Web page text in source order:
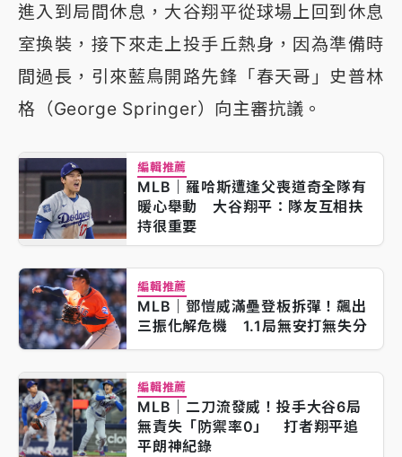
進入到局間休息，大谷翔平從球場上回到休息
室換裝，接下來走上投手丘熱身，因為準備時
間過長，引來藍鳥開路先鋒「春天哥」史普林
格（George Springer）向主審抗議。
編輯推薦
MLB｜羅哈斯遭逢父喪道奇全隊有
暖心舉動 大谷翔平：隊友互相扶
持很重要
編輯推薦
MLB｜鄧愷威滿壘登板拆彈！飆出
三振化解危機 1.1局無安打無失分
編輯推薦
MLB｜二刀流發威！投手大谷6局
無責失「防禦率0」 打者翔平追
平朗神紀錄